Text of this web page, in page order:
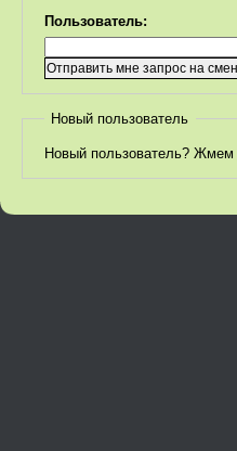
Пользователь:
Новый пользователь
Новый пользователь? Жмем